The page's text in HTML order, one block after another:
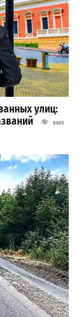
улиц:
8605